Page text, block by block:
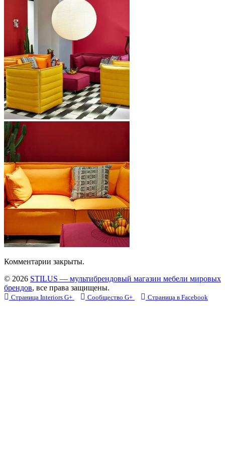
Комментарии закрыты.
© 2026 STILUS — мультибрендовый магазин мебели мировых
брендов, все права защищены.
Страница Interiors G+ Сообщество G+ Страница в Facebook